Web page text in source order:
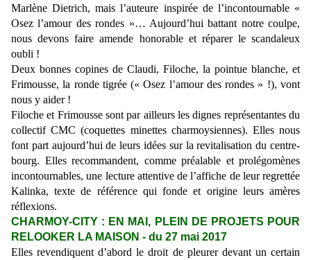
Marlène Dietrich, mais l’auteure inspirée de l’incontournable «
Osez l’amour des rondes »… Aujourd’hui battant notre coulpe,
nous devons faire amende honorable et réparer le scandaleux
oubli !
Deux bonnes copines de Claudi, Filoche, la pointue blanche, et
Frimousse, la ronde tigrée (« Osez l’amour des rondes » !), vont
nous y aider !
Filoche et Frimousse sont par ailleurs les dignes représentantes du
collectif CMC (coquettes minettes charmoysiennes). Elles nous
font part aujourd’hui de leurs idées sur la revitalisation du centre-
bourg. Elles recommandent, comme préalable et prolégomènes
incontournables, une lecture attentive de l’affiche de leur regrettée
Kalinka, texte de référence qui fonde et origine leurs amères
réflexions.
CHARMOY-CITY : EN MAI, PLEIN DE PROJETS POUR
RELOOKER LA MAISON - du 27 mai 2017
Elles revendiquent d’abord le droit de pleurer devant un certain